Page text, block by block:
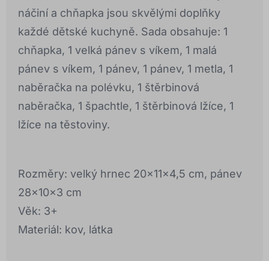
náčiní a chňapka jsou skvělými doplňky
každé dětské kuchyně. Sada obsahuje: 1
chňapka, 1 velká pánev s víkem, 1 malá
pánev s víkem, 1 pánev, 1 pánev, 1 metla, 1
naběračka na polévku, 1 štěrbinová
naběračka, 1 špachtle, 1 štěrbinová lžíce, 1
lžíce na těstoviny.
Rozměry: velký hrnec 20x11x4,5 cm, pánev
28x10x3 cm
Věk: 3+
Materiál: kov, látka